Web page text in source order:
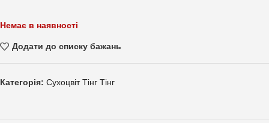
Немає в наявності
Додати до списку бажань
Категорія: Сухоцвіт Тінг Тінг